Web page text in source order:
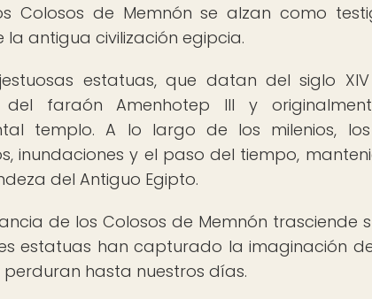
Colosos de Memnón se alzan como
la antigua civilización egipcia.
estatuas, que datan del siglo
del faraón Amenhotep III y
templo. A lo largo de los milenios,
inundaciones y el paso del tiempo,
del Antiguo Egipto.
de los Colosos de Memnón trasciende
estatuas han capturado la imaginación
perduran hasta nuestros días.